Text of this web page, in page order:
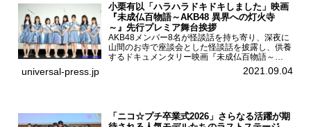
小栗有以「ハラハラドキドキしました」映画
『未成仏百物語～AKB48 異界への灯火寺
～』先行プレミア舞台挨拶
AKB48メンバー8名が怪談話を持ち寄り、深夜に
山間のお寺で座談会とした怪談話を披露し、供養
するドキュメンタリー映画『未成仏百物語～
AKB48異界への灯火寺～』の先行プレミア舞台
挨拶が東京・ユナイテッド・シネマ豊洲で開催さ
universal-press.jp 2021.09.04
「ニコ☆プチ卒業式2026」さらなる活躍が期